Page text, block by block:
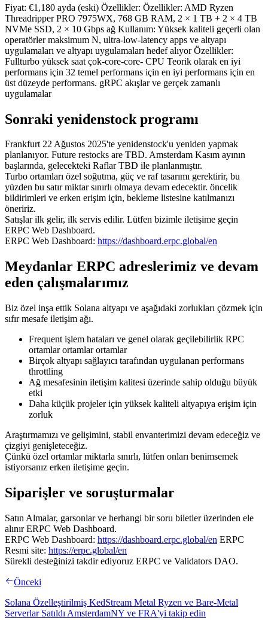
Fiyat: €1,180 ayda (eski) Özellikler: Özellikler: AMD Ryzen
Threadripper PRO 7975WX, 768 GB RAM, 2 × 1 TB + 2 × 4 TB
NVMe SSD, 2 × 10 Gbps ağ Kullanım: Yüksek kaliteli geçerli olan
operatörler maksimum N, ultra-low-latency apps ve altyapı
uygulamaları ve altyapı uygulamaları hedef alıyor Özellikler:
Fullturbo yüksek saat çok-core-core- CPU Teorik olarak en iyi
performans için 32 temel performans için en iyi performans için en
üst düzeyde performans. gRPC akışlar ve gerçek zamanlı
uygulamalar
Sonraki yenidenstock programı
Frankfurt 22 Ağustos 2025'te yenidenstock'u yeniden yapmak
planlanıyor. Future restocks are TBD. Amsterdam Kasım ayının
başlarında, gelecekteki Raflar TBD ile planlanmıştır.
Turbo ortamları özel soğutma, güç ve raf tasarımı gerektirir, bu
yüzden bu satır miktar sınırlı olmaya devam edecektir. öncelik
bildirimleri ve erken erişim için, bekleme listesine katılmanızı
öneririz.
Satışlar ilk gelir, ilk servis edilir. Lütfen bizimle iletişime geçin
ERPC Web Dashboard.
ERPC Web Dashboard: https://dashboard.erpc.global/en
Meydanlar ERPC adreslerimiz ve devam
eden çalışmalarımız
Biz özel inşa ettik Solana altyapı ve aşağıdaki zorlukları çözmek için
sıfır mesafe iletişim ağı.
Frequent işlem hataları ve genel olarak geçilebilirlik RPC
ortamlar ortamlar ortamlar
Birçok altyapı sağlayıcı tarafından uygulanan performans
throttling
Ağ mesafesinin iletişim kalitesi üzerinde sahip olduğu büyük
etki
Daha küçük projeler için yüksek kaliteli altyapıya erişim için
zorluk
Araştırmamızı ve gelişimini, stabil envanterimizi devam edeceğiz ve
çizgiyi genişleteceğiz.
Çünkü özel ortamlar miktarla sınırlı, lütfen onları benimsemek
istiyorsanız erken iletişime geçin.
Siparişler ve soruşturmalar
Satın Almalar, garsonlar ve herhangi bir soru biletler üzerinden ele
alınır ERPC Web Dashboard.
ERPC Web Dashboard: https://dashboard.erpc.global/en ERPC
Resmi site: https://erpc.global/en
Sürekli desteğinizi takdir ediyoruz ERPC ve Validators DAO.
Önceki
Solana Özelleştirilmiş KedStream Metal Ryzen ve Bare-Metal
Serverlar Satıldı AmsterdamNY ve FRA'yi takip edin